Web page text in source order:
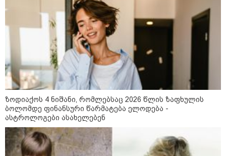
ხელში აღმოჩნდება: ვინ
გამდიდრდება?
როგორ ჩავიცვათ 40 წლის
შემდეგ: მილიონერების
სტილისტის 8 ოქროს წესი და
აუცილებელი სამოსი
მსოფლიო
ზოდიაქოს 4 ნიშანი, რომლებსაც 2026 წლის ზაფხულის
ბოლომდე ფინანსური წარმატება ელოდება -
ასტროლოგები ასახელებენ